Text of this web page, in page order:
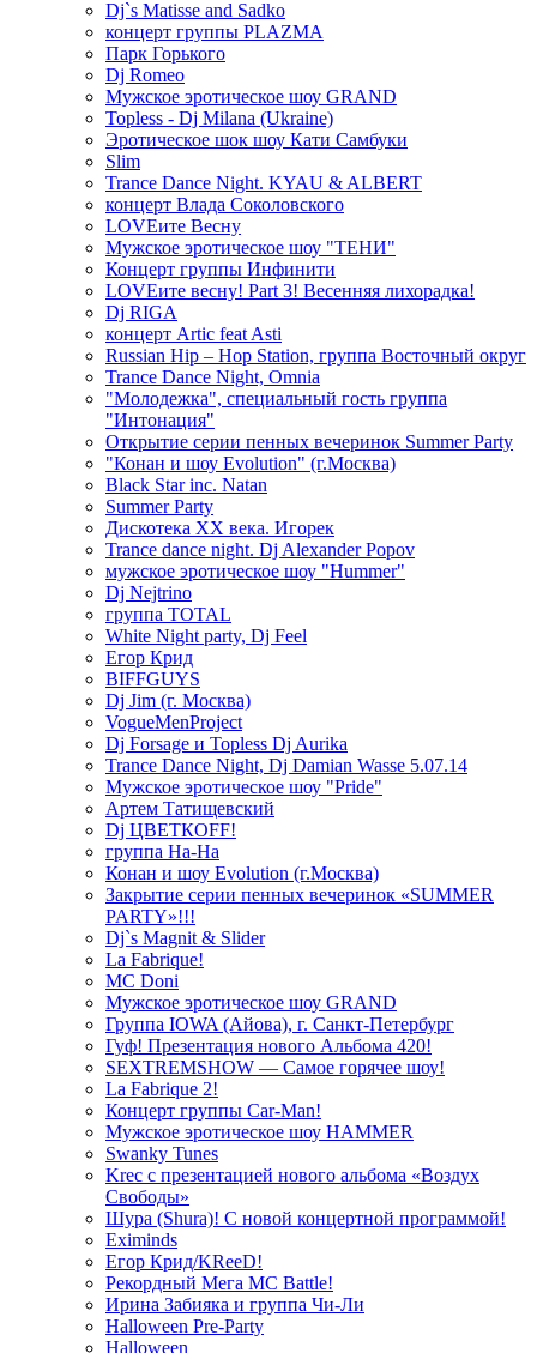
Dj`s Matisse and Sadko
концерт группы PLAZMA
Парк Горького
Dj Romeo
Мужское эротическое шоу GRAND
Topless - Dj Milana (Ukraine)
Эротическое шок шоу Кати Самбуки
Slim
Trance Dance Night. KYAU & ALBERT
концерт Влада Соколовского
LOVEите Весну
Мужское эротическое шоу "ТЕНИ"
Концерт группы Инфинити
LOVEите весну! Part 3! Весенняя лихорадка!
Dj RIGA
концерт Artic feat Asti
Russian Hip – Hop Station, группа Восточный округ
Trance Dance Night, Omnia
"Молодежка", специальный гость группа
"Интонация"
Открытие серии пенных вечеринок Summer Party
"Конан и шоу Evolution" (г.Москва)
Black Star inc. Natan
Summer Party
Дискотека ХХ века. Игорек
Trance dance night. Dj Alexander Popov
мужское эротическое шоу "Hummer"
Dj Nejtrino
группа TOTAL
White Night party, Dj Feel
Егор Крид
BIFFGUYS
Dj Jim (г. Москва)
VogueMenProject
Dj Forsage и Topless Dj Aurika
Trance Dance Night, Dj Damian Wasse 5.07.14
Мужское эротическое шоу "Pride"
Артем Татищевский
Dj ЦВЕТКOFF!
группа На-На
Конан и шоу Evolution (г.Москва)
Закрытие серии пенных вечеринок «SUMMER
PARTY»!!!
Dj`s Magnit & Slider
La Fabrique!
MC Doni
Мужское эротическое шоу GRAND
Группа IOWA (Айова), г. Санкт-Петербург
Гуф! Презентация нового Альбома 420!
SEXTREMSHOW — Самое горячее шоу!
La Fabrique 2!
Концерт группы Car-Man!
Мужское эротическое шоу HAMMER
Swanky Tunes
Krec с презентацией нового альбома «Воздух
Свободы»
Шура (Shura)! С новой концертной программой!
Eximinds
Егор Крид/KReeD!
Рекордный Мега МС Battle!
Ирина Забияка и группа Чи-Ли
Halloween Pre-Party
Halloween